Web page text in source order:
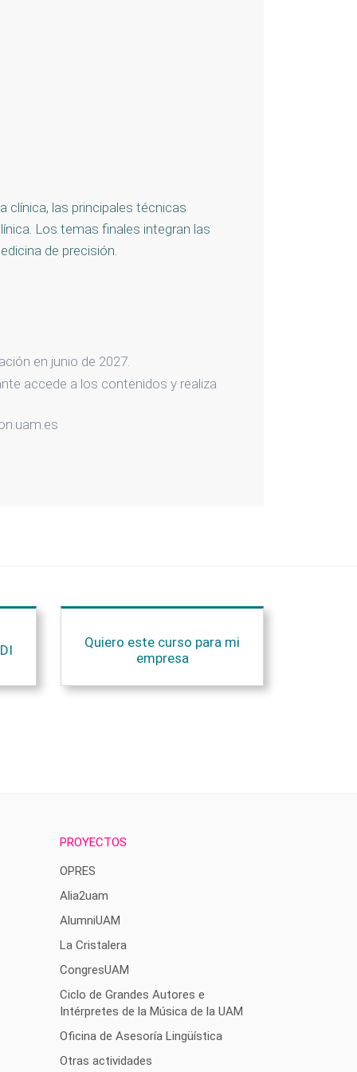
las principales técnicas
Los temas finales integran las
de precisión.
en junio de 2027.
accede a los contenidos y realiza
Quiero este curso para mi
empresa
PROYECTOS
OPRES
Alia2uam
AlumniUAM
La Cristalera
CongresUAM
Ciclo de Grandes Autores e
Intérpretes de la Música de la UAM
Oficina de Asesoría Lingüística
Otras actividades